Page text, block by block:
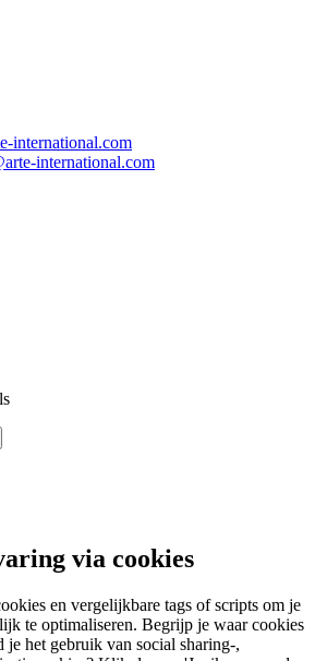
international.com
international.com
via cookies
en vergelijkbare tags of scripts om je
te optimaliseren. Begrijp je waar cookies
je het gebruik van social sharing-,